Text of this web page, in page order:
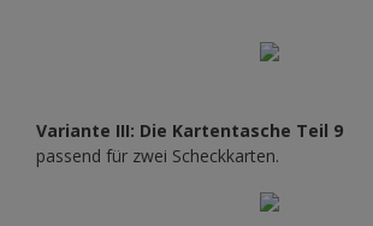
Variante III: Die Kartentasche Teil 9
passend für zwei Scheckkarten.